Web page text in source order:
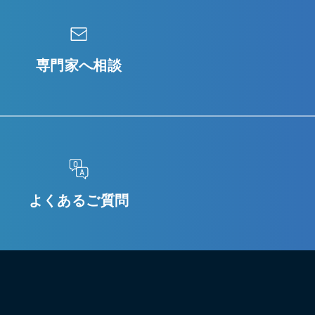
専門家へ相談
よくあるご質問